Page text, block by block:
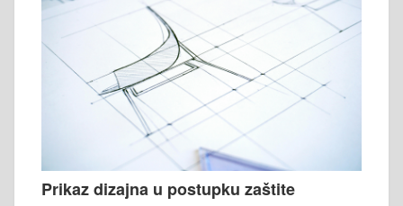
Prikaz dizajna u postupku zaštite